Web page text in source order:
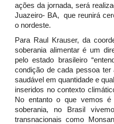
ações da jornada, será
Juazeiro- BA, que reunirá
o nordeste.
Para Raul Krauser, da
soberania alimentar é um
pelo estado brasileiro
condição de cada pessoa
saudável em quantidade e
inseridos no contexto
No entanto o que vemos
soberania, no Brasil
transnacionais como